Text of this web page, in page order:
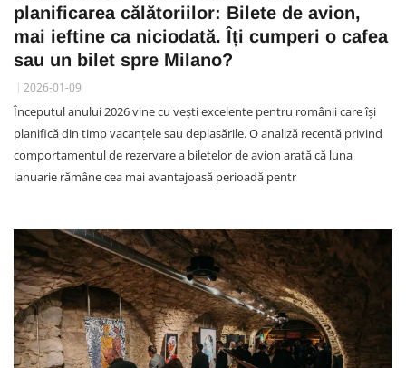
planificarea călătoriilor: Bilete de avion,
mai ieftine ca niciodată. Îți cumperi o cafea
sau un bilet spre Milano?
2026-01-09
Începutul anului 2026 vine cu vești excelente pentru românii care își
planifică din timp vacanțele sau deplasările. O analiză recentă privind
comportamentul de rezervare a biletelor de avion arată că luna
ianuarie rămâne cea mai avantajoasă perioadă pentr